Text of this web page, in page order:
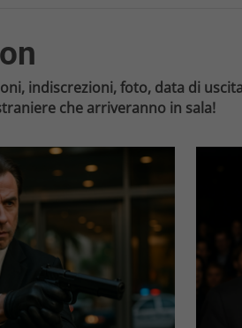
indiscrezioni, foto, data di
che arriveranno in sala!